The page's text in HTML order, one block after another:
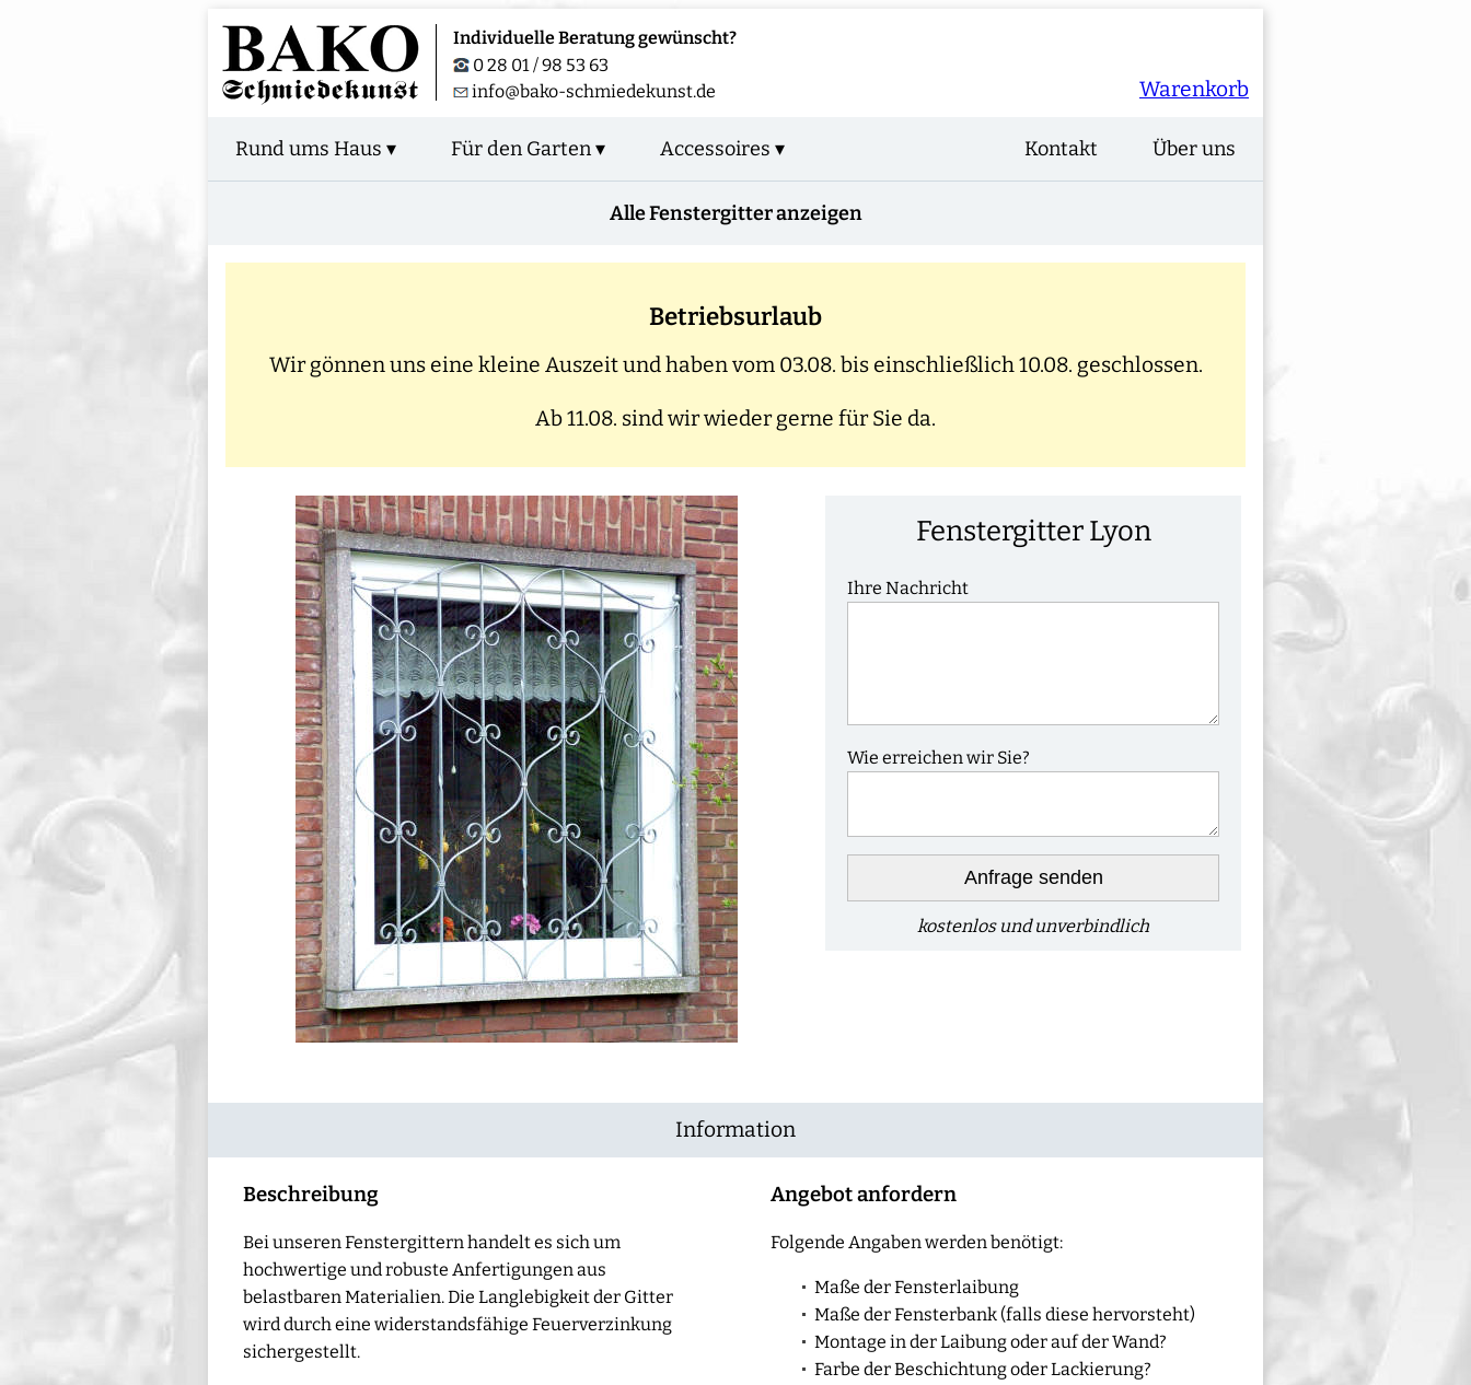
Individuelle Beratung gewünscht?
0 28 01 / 98 53 63
info@bako-schmiedekunst.de
Warenkorb
Rund ums Haus ▾ Für den Garten ▾ Accessoires ▾ Über uns
Kontakt
Alle Fenstergitter anzeigen
Betriebsurlaub
Wir gönnen uns eine kleine Auszeit und haben vom 03.08. bis einschließlich 10.08. geschlossen.
Ab 11.08. sind wir wieder gerne für Sie da.
Fenstergitter Lyon
Ihre Nachricht
Wie erreichen wir Sie?
Anfrage senden
kostenlos und unverbindlich
Information
Beschreibung
Bei unseren Fenstergittern handelt es sich um
hochwertige und robuste Anfertigungen aus
belastbaren Materialien. Die Langlebigkeit der Gitter
wird durch eine widerstandsfähige Feuerverzinkung
sichergestellt.
Angebot anfordern
Folgende Angaben werden benötigt:
Maße der Fensterlaibung
Maße der Fensterbank (falls diese hervorsteht)
Montage in der Laibung oder auf der Wand?
Farbe der Beschichtung oder Lackierung?